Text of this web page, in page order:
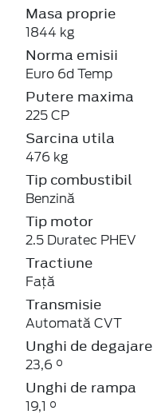
Masa proprie
1844 kg
Norma emisii
Euro 6d Temp
Putere maxima
225 CP
Sarcina utila
476 kg
Tip combustibil
Benzină
Tip motor
2.5 Duratec PHEV
Tractiune
Față
Transmisie
Automată CVT
Unghi de degajare
23,6 °
Unghi de rampa
19,1 °